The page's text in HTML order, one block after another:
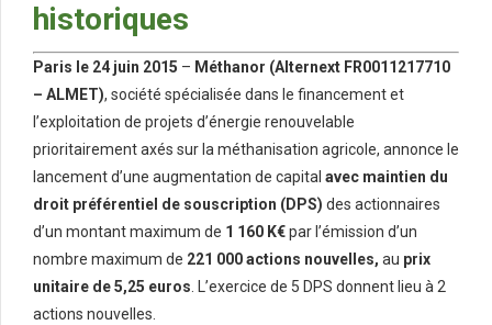
historiques
Paris le 24 juin 2015 – Méthanor (Alternext FR0011217710
– ALMET), société spécialisée dans le financement et
l’exploitation de projets d’énergie renouvelable
prioritairement axés sur la méthanisation agricole, annonce le
lancement d’une augmentation de capital avec maintien du
droit préférentiel de souscription (DPS) des actionnaires
d’un montant maximum de 1 160 K€par l’émission d’un
nombre maximum de 221 000 actions nouvelles, au prix
unitaire de 5,25 euros. L’exercice de 5 DPS donnent lieu à 2
actions nouvelles.